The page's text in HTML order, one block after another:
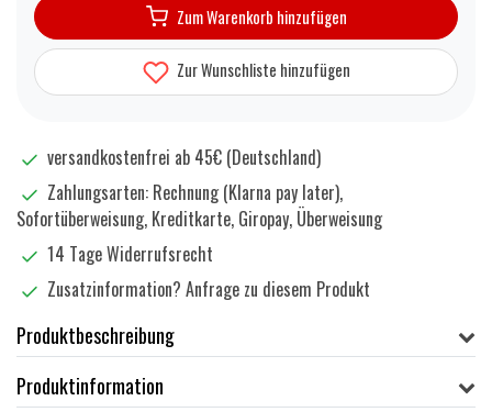
Zum Warenkorb hinzufügen
Zur Wunschliste hinzufügen
versandkostenfrei ab 45€ (Deutschland)
Zahlungsarten: Rechnung (Klarna pay later),
Sofortüberweisung, Kreditkarte, Giropay, Überweisung
14 Tage Widerrufsrecht
Zusatzinformation? Anfrage zu diesem Produkt
Produktbeschreibung
Produktinformation